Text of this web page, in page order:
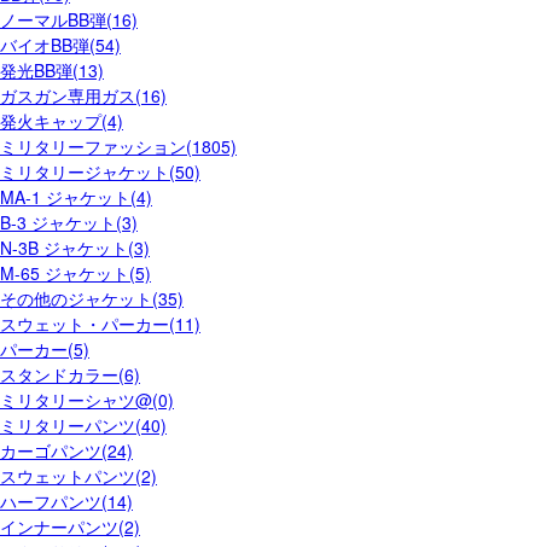
ノーマルBB弾(16)
バイオBB弾(54)
発光BB弾(13)
ガスガン専用ガス(16)
発火キャップ(4)
ミリタリーファッション(1805)
ミリタリージャケット(50)
MA-1 ジャケット(4)
B-3 ジャケット(3)
N-3B ジャケット(3)
M-65 ジャケット(5)
その他のジャケット(35)
スウェット・パーカー(11)
パーカー(5)
スタンドカラー(6)
ミリタリーシャツ@(0)
ミリタリーパンツ(40)
カーゴパンツ(24)
スウェットパンツ(2)
ハーフパンツ(14)
インナーパンツ(2)